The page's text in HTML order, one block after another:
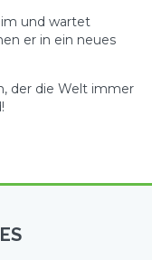
und wartet
er in ein neues
der die Welt immer